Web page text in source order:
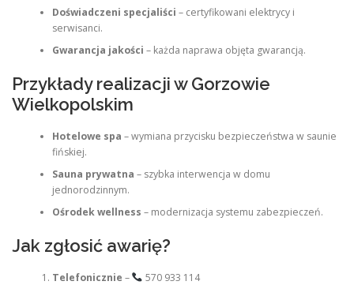
Doświadczeni specjaliści – certyfikowani elektrycy i
serwisanci.
Gwarancja jakości – każda naprawa objęta gwarancją.
Przykłady realizacji w Gorzowie
Wielkopolskim
Hotelowe spa – wymiana przycisku bezpieczeństwa w saunie
fińskiej.
Sauna prywatna – szybka interwencja w domu
jednorodzinnym.
Ośrodek wellness – modernizacja systemu zabezpieczeń.
Jak zgłosić awarię?
Telefonicznie –
570 933 114